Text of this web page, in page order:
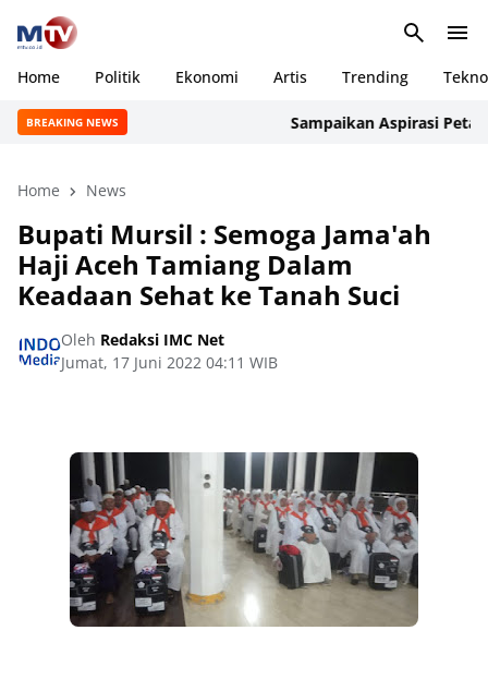
Home Politik Ekonomi Artis Trending Tekno
BREAKING NEWS Sampaikan Aspirasi Petani
Home News
Bupati Mursil : Semoga Jama'ah
Haji Aceh Tamiang Dalam
Keadaan Sehat ke Tanah Suci
Oleh Redaksi IMC Net
Jumat, 17 Juni 2022 04:11 WIB